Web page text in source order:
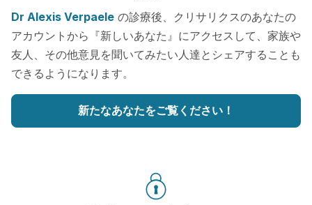
Dr Alexis Verpaele の診療後、クリサリクスのあなたの
アカウントから『新しいあなた』にアクセスして、家族や
友人、その他意見を聞いてみたい人達とシェアすることも
できるようになります。
新たなあなたをご覧ください！